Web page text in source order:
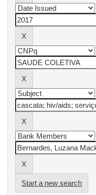
Start a new search